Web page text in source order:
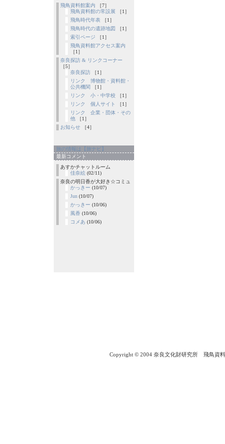
飛鳥資料館案内 ［7］
飛鳥資料館の常設展 ［1］
飛鳥時代年表 ［1］
飛鳥時代の遺跡地図
［1］
索引ページ ［1］
飛鳥資料館アクセス案内
［1］
奈良探訪 & リンクコーナー
［5］
奈良探訪 ［1］
リンク 博物館・資料館・
公共機関 ［1］
リンク 小・中学校 ［1］
リンク 個人サイト
［1］
リンク 企業・団体・その
他 ［1］
お知らせ ［4］
旅の情報は【旅ナビ】
最新コメント
あすかチャットルーム
佳奈絵 (02/11)
奈良の明日香が大好き☆コミュ
かっきー (10/07)
Jun (10/07)
かっきー (10/06)
風香 (10/06)
コメあ (10/06)
Copyright © 2004 奈良文化財研究所 飛鳥資